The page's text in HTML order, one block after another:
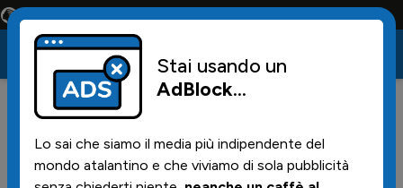
Conta solo la maglia e solo i tifosi la portano tutta la vita
24/11/2024 | 13.00
Parma - Atalanta, il commento
Stai usando un
AdBlock...
Lo sai che siamo il media più indipendente del
mondo atalantino e che viviamo di sola pubblicità